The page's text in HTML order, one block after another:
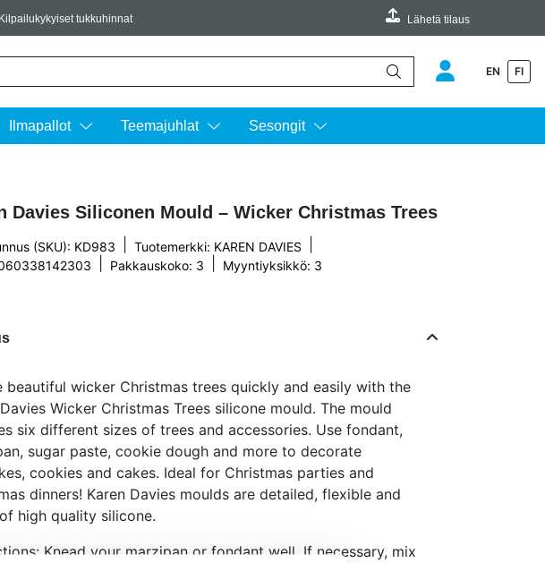
Kilpailukykyiset tukkuhinnat Lähetä tilaus
EN FI
Ilmapallot Teemajuhlat Sesongit
Davies Siliconen Mould – Wicker Christmas Trees
(SKU): KD983 Tuotemerkki: KAREN DAVIES
Pakkauskoko: 3 Myyntiyksikkö: 3
beautiful wicker Christmas trees quickly and easily with the
Wicker Christmas Trees silicone mould. The mould
six different sizes of trees and accessories. Use fondant,
sugar paste, cookie dough and more to decorate
cookies and cakes. Ideal for Christmas parties and
dinners! Karen Davies moulds are detailed, flexible and
high quality silicone.
Knead your marzipan or fondant well. If necessary, mix